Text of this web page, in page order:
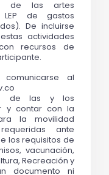
de las artes
de gastos
De incluirse
actividades
recursos de
comunicarse al
de las y los
y contar con la
la movilidad
ante
los requisitos de
vacunación,
Recreación y
documento ni